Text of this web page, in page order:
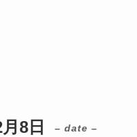
8日 – date –